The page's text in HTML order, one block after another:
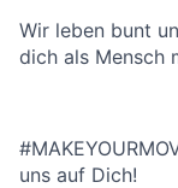
Wir leben bunt
dich als Mensch
uns auf Dich!